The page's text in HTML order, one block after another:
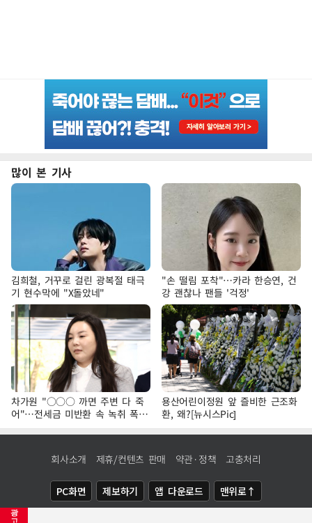
광
고
많이 본 기사
김희철, 거꾸로 걸린 광복절 태극
기 현수막에 "X돌았네"
"손 떨림 포착"…카라 한승연, 건
강 괜찮나 팬들 '걱정'
차가원 "○○○ 까면 주변 다 죽
어"…전세금 미반환 속 녹취 폭로
파장
용산어린이정원 앞 즐비한 근조화
환, 왜?[뉴시스Pic]
회사소개 제휴/컨텐츠 판매 약관·정책 고충처리
PC화면 제보하기 앱 다운로드 맨위로↑